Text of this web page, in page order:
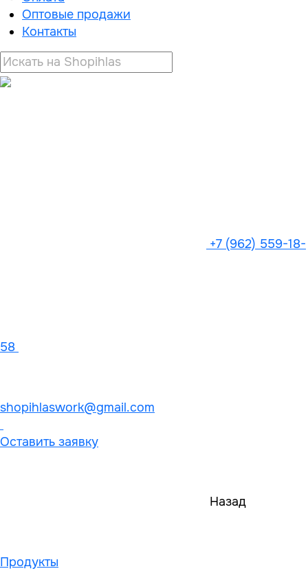
Оптовые продажи
Контакты
+7 (962) 559-18-
58
shopihlaswork@gmail.com
Оставить заявку
Назад
Продукты